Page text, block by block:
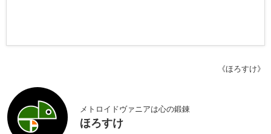
《ほろすけ》
メトロイドヴァニアは心の鍛錬
ほろすけ